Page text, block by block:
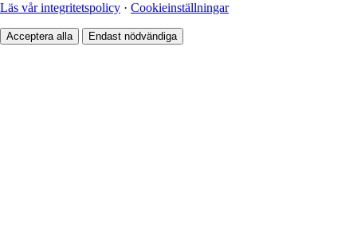
Läs vår integritetspolicy · Cookieinställningar
Acceptera alla Endast nödvändiga